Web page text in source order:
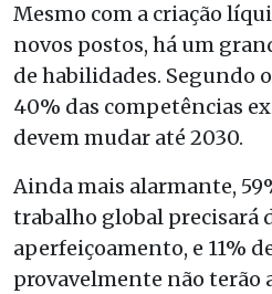
Mesmo com a criação
novos postos, há um
de habilidades. Segundo
40% das competências
devem mudar até 2030.
Ainda mais alarmante,
trabalho global precisará
aperfeiçoamento, e 11%
provavelmente não terão